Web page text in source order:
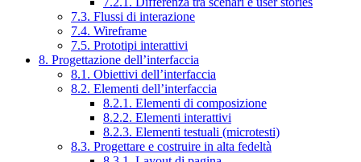
7.3. Flussi di interazione
7.4. Wireframe
7.5. Prototipi interattivi
8. Progettazione dell’interfaccia
8.1. Obiettivi dell’interfaccia
8.2. Elementi dell’interfaccia
8.2.1. Elementi di composizione
8.2.2. Elementi interattivi
8.2.3. Elementi testuali (microtesti)
8.3. Progettare e costruire in alta fedeltà